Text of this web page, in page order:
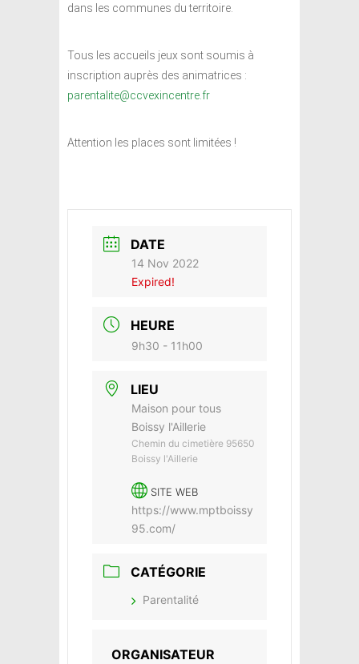
dans les communes du territoire.
Tous les accueils jeux sont soumis à
inscription auprès des animatrices :
parentalite@ccvexincentre.fr
Attention les places sont limitées !
DATE
14 Nov 2022
Expired!
HEURE
9h30 - 11h00
LIEU
Maison pour tous
Boissy l'Aillerie
Chemin du cimetière 95650
Boissy l'Aillerie
SITE WEB
https://www.mptboissy
95.com/
CATÉGORIE
Parentalité
ORGANISATEUR